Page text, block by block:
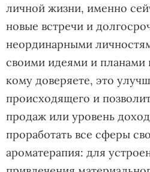
личной жизни, именно
новые встречи и
неординарными
своими идеями и планами
кому доверяете, это
происходящего и
продаж или уровень
проработать все сферы
ароматерапия: для